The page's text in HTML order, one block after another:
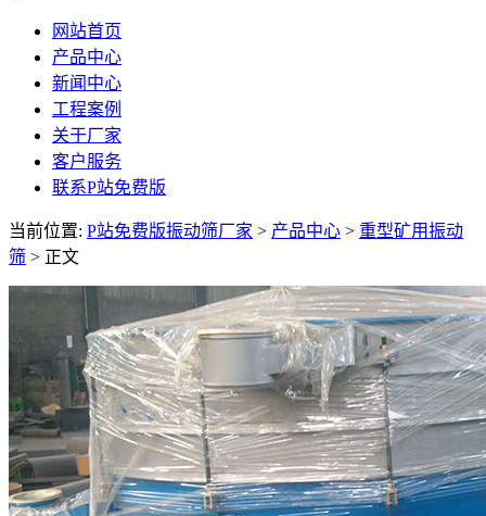
网站首页
产品中心
新闻中心
工程案例
关于厂家
客户服务
联系P站免费版
当前位置: P站免费版振动筛厂家 > 产品中心 > 重型矿用振动
筛 > 正文